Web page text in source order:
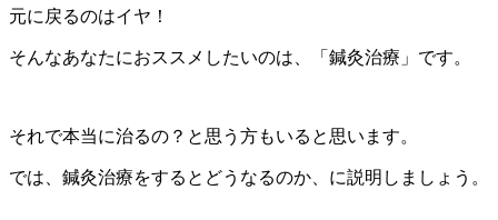
元に戻るのはイヤ！
そんなあなたにおススメしたいのは、「鍼灸治療」です。
それで本当に治るの？と思う方もいると思います。
では、鍼灸治療をするとどうなるのか、に説明しましょう。